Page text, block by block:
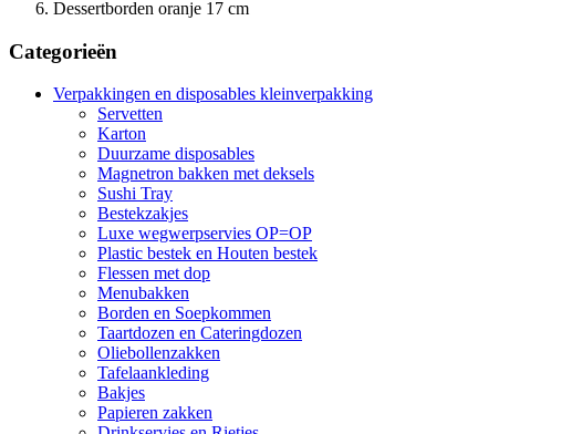
Dessertborden oranje 17 cm
Categorieën
Verpakkingen en disposables kleinverpakking
Servetten
Karton
Duurzame disposables
Magnetron bakken met deksels
Sushi Tray
Bestekzakjes
Luxe wegwerpservies OP=OP
Plastic bestek en Houten bestek
Flessen met dop
Menubakken
Borden en Soepkommen
Taartdozen en Cateringdozen
Oliebollenzakken
Tafelaankleding
Bakjes
Papieren zakken